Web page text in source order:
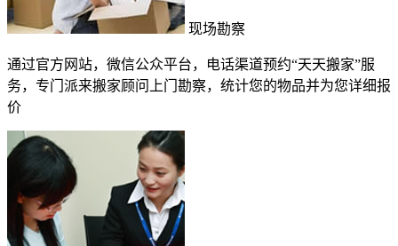
现场勘察
通过官方网站，微信公众平台，电话渠道预约“天天搬家”服
务，专门派来搬家顾问上门勘察，统计您的物品并为您详细报
价